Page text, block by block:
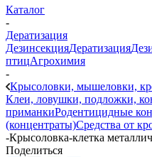
Каталог
-
Дератизация
ДезинсекцияДератизация
птицАгрохимия
-
Крысоловки, мышеловки,
Клеи, ловушки, подложки,
приманкиРодентицидные
(концентраты)Средства от
-Крысоловка-клетка
Поделиться